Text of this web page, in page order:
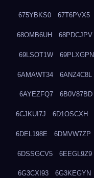
675YBKS0 67T6PVX5
68OMB6UH 68PDCJPV
69LSOT1W 69PLXGPN
6AMAWT34 6ANZ4C8L
6AYEZFQ7 6B0V87BD
6CJKUI7J 6D1OSCXH
6DEL198E 6DMVW7ZP
6DSSGCV5 6EEGL9Z9
6G3CXI93 6G3KEGYN